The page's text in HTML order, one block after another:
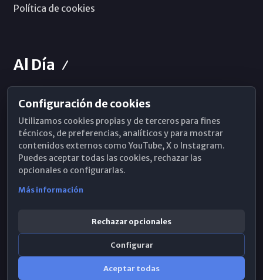
Política de cookies
Al Día
Horarios de Misa
Hemeroteca
WhatsApp
Configuración de cookies
Utilizamos cookies propias y de terceros para fines
técnicos, de preferencias, analíticos y para mostrar
contenidos externos como YouTube, X o Instagram.
Puedes aceptar todas las cookies, rechazar las
opcionales o configurarlas.
Más información
Rechazar opcionales
Configurar
Aceptar todas